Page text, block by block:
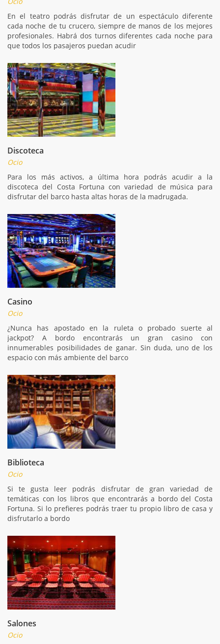
En el teatro podrás disfrutar de un espectáculo diferente
cada noche de tu crucero, siempre de manos de los mejores
profesionales. Habrá dos turnos diferentes cada noche para
que todos los pasajeros puedan acudir
Discoteca
Ocio
Para los más activos, a última hora podrás acudir a la
discoteca del Costa Fortuna con variedad de música para
disfrutar del barco hasta altas horas de la madrugada.
Casino
Ocio
¿Nunca has apostado en la ruleta o probado suerte al
jackpot? A bordo encontrarás un gran casino con
innumerables posibilidades de ganar. Sin duda, uno de los
espacio con más ambiente del barco
Biblioteca
Ocio
Si te gusta leer podrás disfrutar de gran variedad de
temáticas con los libros que encontrarás a bordo del Costa
Fortuna. Si lo prefieres podrás traer tu propio libro de casa y
disfrutarlo a bordo
Salones
Ocio